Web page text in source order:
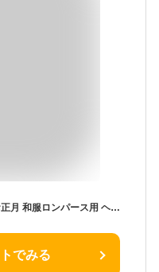
【ランキング1位】 赤ちゃん 雛祭り お正月 和服ロンパース用 ヘアバンド リボン 和風 ベビー 新生児 お宮参り お七夜 お食い初めセット 赤ちゃん ヘアアクセサリー ポイント消費 オシャレ 可愛い 女の子 ベビーからお姉ちゃんのおしゃれにも 和の行事に欠かせない髪飾り
でみる